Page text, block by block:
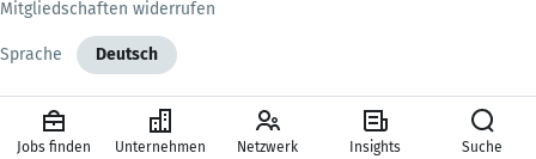
Mitgliedschaften widerrufen
Sprache Deutsch
Jobs finden Unternehmen Netzwerk Insights Suche